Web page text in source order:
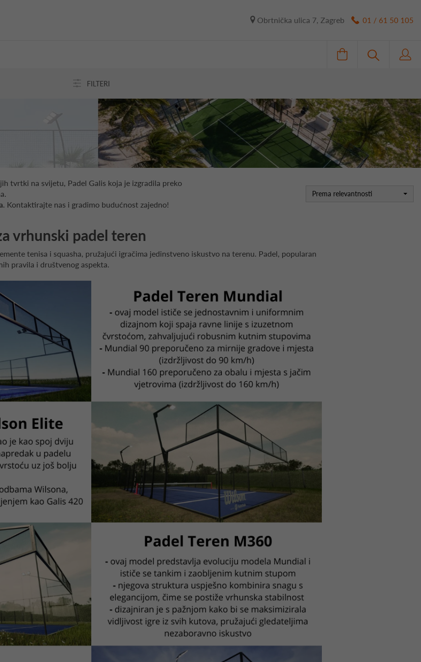
Obrtnička ulica 7, Zagreb 01 / 61 50 105
FILTERI
tvrtki na svijetu, Padel Galis koja je izgradila preko
. Kontaktirajte nas i gradimo budućnost zajedno!
Prema relevantnosti
vrhunski padel teren
tenisa i squasha, pružajući igračima jedinstveno iskustvo na terenu. Padel, popularan
pravila i društvenog aspekta.